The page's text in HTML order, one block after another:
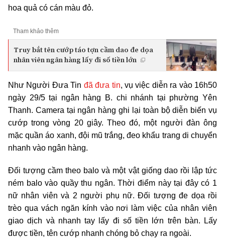
hoa quả có cán màu đỏ.
Tham khảo thêm
Truy bắt tên cướp táo tợn cầm dao đe dọa
nhân viên ngân hàng lấy đi số tiền lớn
Như Người Đưa Tin đã đưa tin, vụ việc diễn ra vào 16h50
ngày 29/5 tại ngân hàng B. chi nhánh tại phường Yên
Thanh. Camera tại ngân hàng ghi lại toàn bộ diễn biến vụ
cướp trong vòng 20 giây. Theo đó, một người đàn ông
mặc quần áo xanh, đội mũ trắng, đeo khẩu trang di chuyển
nhanh vào ngân hàng.
Đối tượng cầm theo balo và một vật giống dao rồi lập tức
ném balo vào quầy thu ngân. Thời điểm này tại đây có 1
nữ nhân viên và 2 người phụ nữ. Đối tượng đe dọa rồi
trèo qua vách ngăn kính vào nơi làm việc của nhân viên
giao dịch và nhanh tay lấy đi số tiền lớn trên bàn. Lấy
được tiền, tên cướp nhanh chóng bỏ chạy ra ngoài.